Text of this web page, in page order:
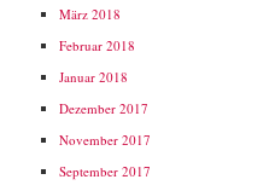
März 2018
Februar 2018
Januar 2018
Dezember 2017
November 2017
September 2017